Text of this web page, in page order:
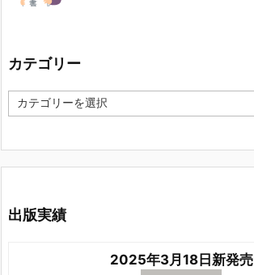
カテゴリー
カ
テ
リ
出版実績
2025年3月18日新発売